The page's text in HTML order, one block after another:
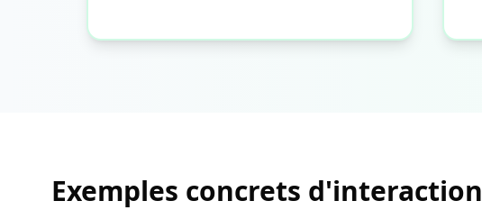
Exemples concrets